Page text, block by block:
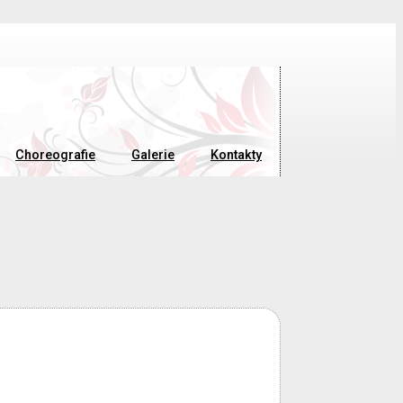
Choreografie Galerie Kontakty